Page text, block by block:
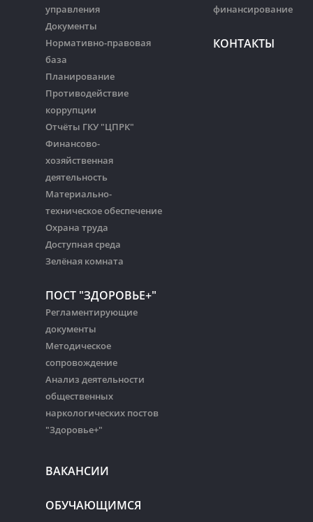
управления
Документы
Нормативно-правовая
база
Планирование
Противодействие
коррупции
Отчёты ГКУ "ЦПРК"
Финансово-
хозяйственная
деятельность
Материально-
техническое обеспечение
Охрана труда
Доступная среда
Зелёная комната
ПОСТ "ЗДОРОВЬЕ+"
Регламентирующие
документы
Методическое
сопровождение
Анализ деятельности
общественных
наркологических постов
"Здоровье+"
финансирование
КОНТАКТЫ
ВАКАНСИИ
ОБУЧАЮЩИМСЯ